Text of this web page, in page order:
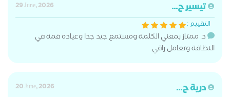
تيسير ح...
29 June, 2026
التقييم :
د. ممتاز بمعني الكلمة ومستمع جيد جدا وعياده قمة في
النظافة وتعامل راقي
درية ح...
20 June, 2026